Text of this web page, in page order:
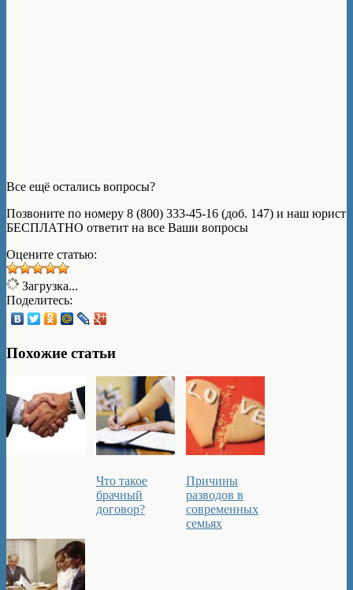
Все ещё остались вопросы?
Позвоните по номеру 8 (800) 333-45-16 (доб. 147) и наш юрист
БЕСПЛАТНО ответит на все Ваши вопросы
Оцените статью:
Загрузка...
Поделитесь:
Похожие статьи
Что такое
брачный
договор?
Причины
разводов в
современных
семьях